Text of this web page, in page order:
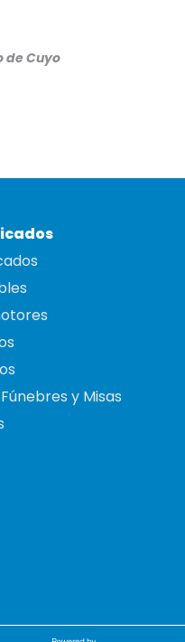
de Cuyo
y Misas